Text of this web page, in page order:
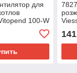
для
100-W
24